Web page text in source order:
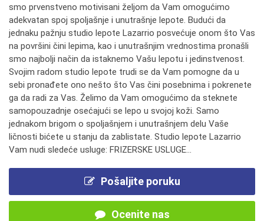
smo prvenstveno motivisani željom da Vam omogućimo
adekvatan spoj spoljašnje i unutrašnje lepote. Budući da
jednaku pažnju studio lepote Lazarrio posvećuje onom što Vas
na površini čini lepima, kao i unutrašnjim vrednostima pronašli
smo najbolji način da istaknemo Vašu lepotu i jedinstvenost.
Svojim radom studio lepote trudi se da Vam pomogne da u
sebi pronađete ono nešto što Vas čini posebnima i pokrenete
ga da radi za Vas. Želimo da Vam omogućimo da steknete
samopouzadnje osećajući se lepo u svojoj koži. Samo
jednakom brigom o spoljašnjem i unutrašnjem delu Vaše
ličnosti bićete u stanju da zablistate. Studio lepote Lazarrio
Vam nudi sledeće usluge: FRIZERSKE USLUGE...
Pošaljite poruku
Ocenite nas